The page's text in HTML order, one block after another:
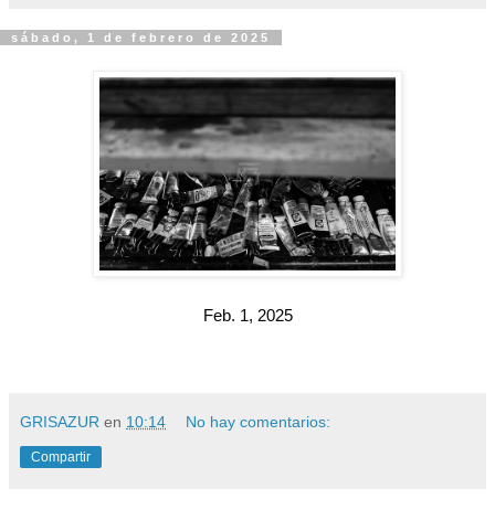
sábado, 1 de febrero de 2025
Feb. 1, 2025
GRISAZUR en 10:14 No hay comentarios:
Compartir